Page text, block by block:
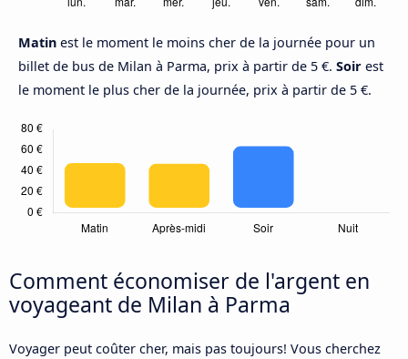
Matin est le moment le moins cher de la journée pour un
billet de bus de Milan à Parma, prix à partir de 5 €. Soir est
le moment le plus cher de la journée, prix à partir de 5 €.
Comment économiser de l'argent en
voyageant de Milan à Parma
Voyager peut coûter cher, mais pas toujours! Vous cherchez